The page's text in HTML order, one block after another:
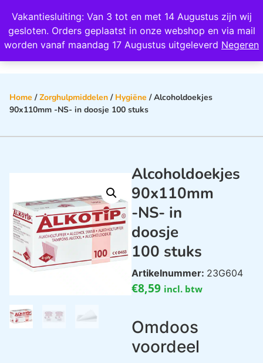
Vakantiesluiting: Van 3 tot en met 14 Augustus zijn wij
gesloten. Orders geplaatst in onze webshop en via mail
worden vanaf maandag 17 Augustus uitgeleverd Negeren
Wij scoren een 4,8 op Google
Home /Zorghulpmiddelen / Hygiëne / Alcoholdoekjes
90x110mm -NS- in doosje 100 stuks
Alcoholdoekjes
90x110mm
-NS- in
doosje
100 stuks
Artikelnummer: 23G604
€8,59 incl. btw
Omdoos
voordeel